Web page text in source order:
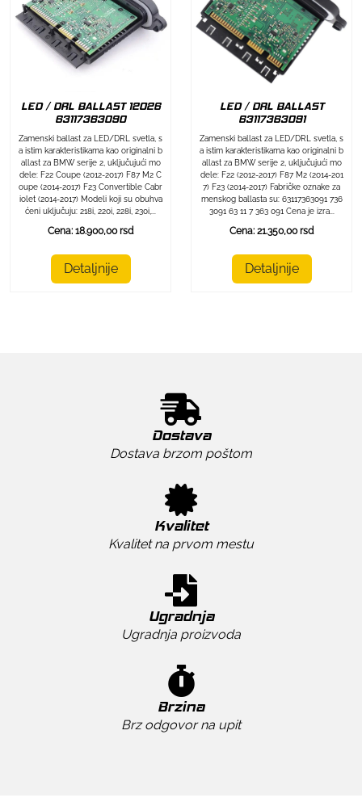
LED / DRL BALLAST 12O26
63117363090
Zamenski ballast za LED/DRL svetla, s
a istim karakteristikama kao originalni b
allast za BMW serije 2, uključujući mo
dele: F22 Coupe (2012-2017) F87 M2 C
oupe (2014-2017) F23 Convertible Cabr
iolet (2014-2017) Modeli koji su obuhva
ćeni uključuju: 218i, 220i, 228i, 230i,...
Cena: 18.900,00 rsd
Detaljnije
LED / DRL BALLAST
63117363091
Zamenski ballast za LED/DRL svetla, s
a istim karakteristikama kao originalni b
allast za BMW serije 2, uključujući mo
dele: F22 (2012-2017) F87 M2 (2014-201
7) F23 (2014-2017) Fabričke oznake za
menskog ballasta su: 63117363091 736
3091 63 11 7 363 091 Cena je izra...
Cena: 21.350,00 rsd
Detaljnije
Dostava
Dostava brzom poštom
Kvalitet
Kvalitet na prvom mestu
Ugradnja
Ugradnja proizvoda
Brzina
Brz odgovor na upit